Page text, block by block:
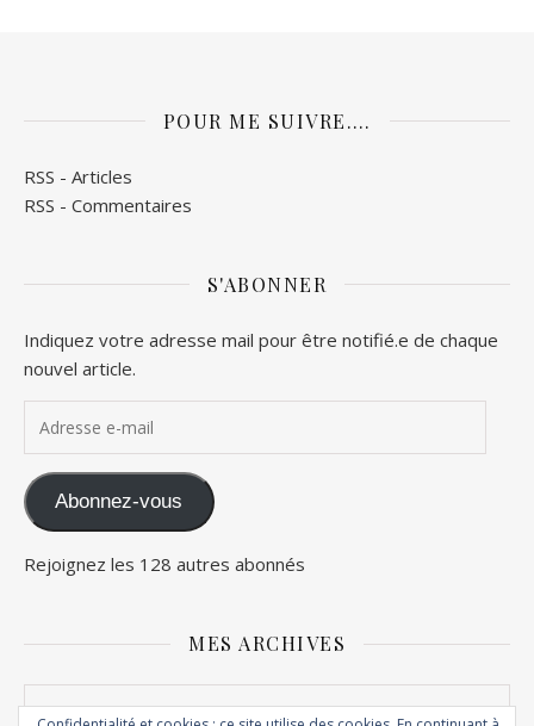
POUR ME SUIVRE….
RSS - Articles
RSS - Commentaires
S'ABONNER
Indiquez votre adresse mail pour être notifié.e de chaque
nouvel article.
Abonnez-vous
Rejoignez les 128 autres abonnés
MES ARCHIVES